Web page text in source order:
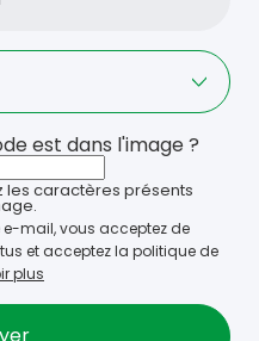
est dans l'image ?
les caractères présents
mail, vous acceptez de
et acceptez la politique de
plus